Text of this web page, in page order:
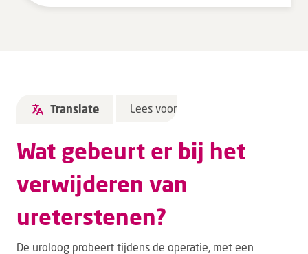
Leren
Over ons
Verwijzers
MijnDZ
Translate Lees voor
Wat gebeurt er bij het
verwijderen van
ureterstenen?
De uroloog probeert tijdens de operatie, met een